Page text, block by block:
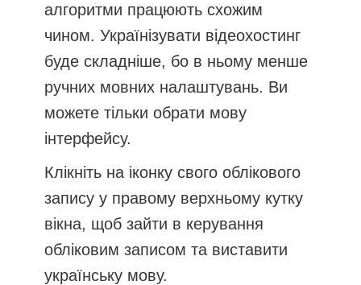
алгоритми працюють схожим
чином. Українізувати відеохостинг
буде складніше, бо в ньому менше
ручних мовних налаштувань. Ви
можете тільки обрати мову
інтерфейсу.
Клікніть на іконку свого облікового
запису у правому верхньому кутку
вікна, щоб зайти в керування
обліковим записом та виставити
українську мову.